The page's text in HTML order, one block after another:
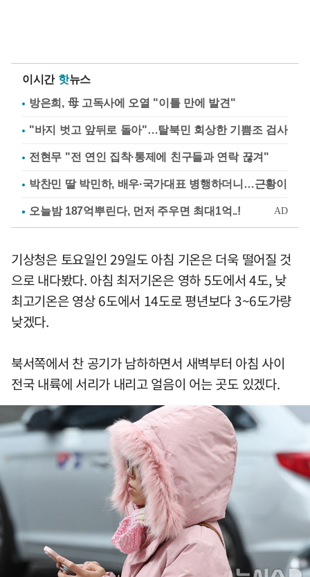
이시간 핫뉴스
방은희, 母 고독사에 오열 "이틀 만에 발견"
"바지 벗고 앞뒤로 돌아"…탈북민 회상한 기쁨조 검사
전현무 "전 연인 집착·통제에 친구들과 연락 끊겨"
박찬민 딸 박민하, 배우·국가대표 병행하더니…근황이
기상청은 토요일인 29일도 아침 기온은 더욱 떨어질 것
으로 내다봤다. 아침 최저기온은 영하 5도에서 4도, 낮
최고기온은 영상 6도에서 14도로 평년보다 3~6도가량
낮겠다.
북서쪽에서 찬 공기가 남하하면서 새벽부터 아침 사이
전국 내륙에 서리가 내리고 얼음이 어는 곳도 있겠다.